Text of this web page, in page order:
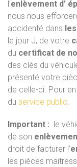
l’enlèvement d’
nous nous
accidenté dans
le jour J, de votre
du certificat de
des clés du
présenté votre
de celle-ci. Pour
du service public.
Important : le
de son
droit de facturer l’
les pièces